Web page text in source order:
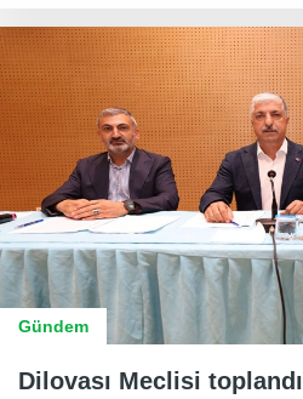
Gündem
Dilovası Meclisi toplandı